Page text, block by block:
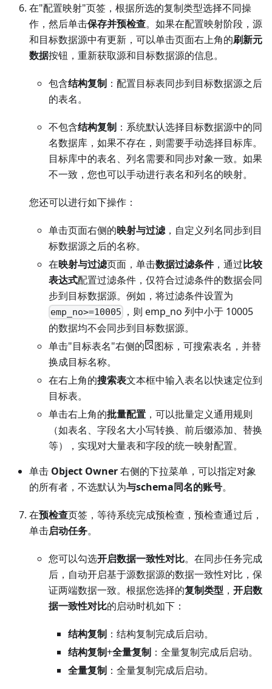
在"配置映射"页签，根据所选的复制类型选择不同操
作，然后单击保存并预检查。如果在配置映射阶段，源
和目标数据源中有更新，可以单击页面右上角的刷新元
数据按钮，重新获取源和目标数据源的信息。
包含结构复制 ：配置目标表同步到目标数据源之后
的表名。
不包含结构复制 ：系统默认选择目标数据源中的同
名数据库，如果不存在，则需要手动选择目标库。
目标库中的表名、列名需要和同步对象一致。如果
不一致，您也可以手动进行表名和列名的映射。
您还可以进行如下操作：
单击页面右侧的映射与过滤，自定义列名同步到目
标数据源之后的名称。
在映射与过滤页面，单击数据过滤条件，通过比较
表达式配置过滤条件，仅符合过滤条件的数据会同
步到目标数据源。例如，将过滤条件设置为
emp_no>=10005
，则 emp_no 列中小于 10005
的数据均不会同步到目标数据源。
单击"目标表名"右侧的
图标，可搜索表名，并替
换成目标名称。
在右上角的搜索表文本框中输入表名以快速定位到
目标表。
单击右上角的批量配置 ，可以批量定义通用规则
（如表名、字段名大小写转换、前后缀添加、替换
等），实现对大量表和字段的统一映射配置。
单击 Object Owner右侧的下拉菜单，可以指定对象
的所有者，不选默认为与schema同名的账号。
在预检查页签，等待系统完成预检查，预检查通过后，
单击启动任务。
您可以勾选开启数据一致性对比。在同步任务完成
后，自动开启基于源数据源的数据一致性对比，保
证两端数据一致。根据您选择的复制类型 ， 开启数
据一致性对比的启动时机如下：
结构复制 ：结构复制完成后启动。
结构复制+全量复制 ：全量复制完成后启动。
全量复制 ：全量复制完成后启动。